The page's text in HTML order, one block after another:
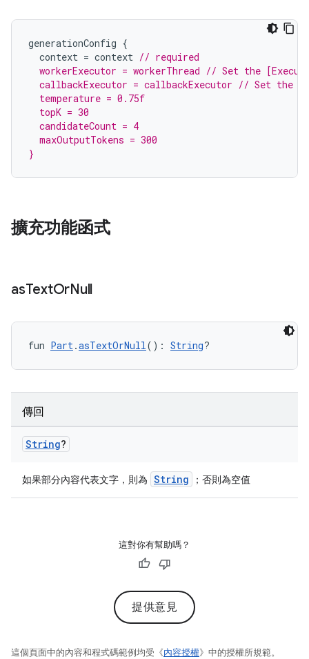
generationConfig {
context = context // required
workerExecutor = workerThread // Set the
callbackExecutor = callbackExecutor // Set the
  temperature = 0.75f
  topK = 30
  candidateCount = 4
  maxOutputTokens = 300
}
擴充功能函式
asTextOrNull
fun Part.asTextOrNull(): String?
傳回
String?
如果部分內容代表文字，則為 String ；否則為空值
這對你有幫助嗎？
提供意見
這個頁面中的內容和程式碼範例均受《內容授權》中的授權所規範。